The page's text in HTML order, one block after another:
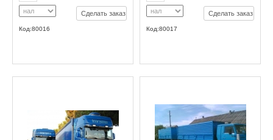
Сделать заказ
Код:80016
Сделать заказ
Код:80017